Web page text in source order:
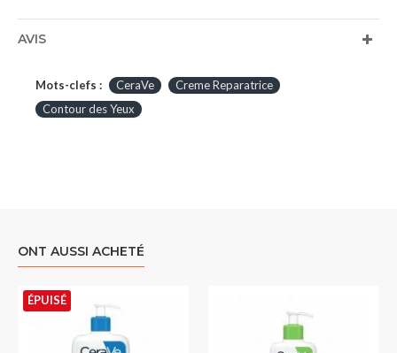
AVIS
Mots-clefs : CeraVe
Creme Reparatrice
Contour des Yeux
ONT AUSSI ACHETÉ
ÉPUISÉ